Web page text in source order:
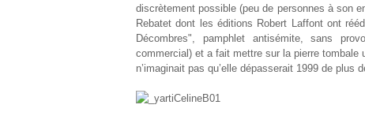
discrètement possible (peu de personnes à son
Rebatet dont les éditions Robert Laffont ont
Décombres", pamphlet antisémite, sans
commercial) et a fait mettre sur la pierre
n’imaginait pas qu’elle dépasserait 1999 de plus